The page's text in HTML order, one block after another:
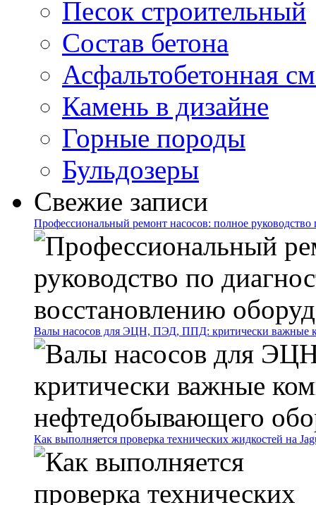
Песок строительный
Состав бетона
Асфальтобетонная
Камень в дизайне
Горные породы
Бульдозеры
Свежие записи
Профессиональный ремонт насосов: полное
Валы насосов для ЭЦН, ПЭД, ППД: критически важные
Как выполняется проверка технических жидкостей на